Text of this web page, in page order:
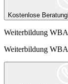
Kostenlose Beratung
Weiterbildung WBA
Weiterbildung WBA